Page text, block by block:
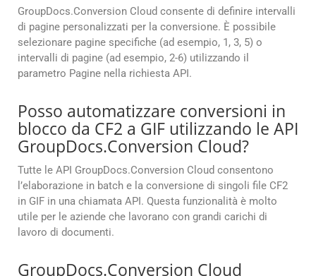
GroupDocs.Conversion Cloud consente di definire intervalli
di pagine personalizzati per la conversione. È possibile
selezionare pagine specifiche (ad esempio, 1, 3, 5) o
intervalli di pagine (ad esempio, 2-6) utilizzando il
parametro Pagine nella richiesta API.
Posso automatizzare conversioni in
blocco da CF2 a GIF utilizzando le API
GroupDocs.Conversion Cloud?
Tutte le API GroupDocs.Conversion Cloud consentono
l’elaborazione in batch e la conversione di singoli file CF2
in GIF in una chiamata API. Questa funzionalità è molto
utile per le aziende che lavorano con grandi carichi di
lavoro di documenti.
GroupDocs.Conversion Cloud